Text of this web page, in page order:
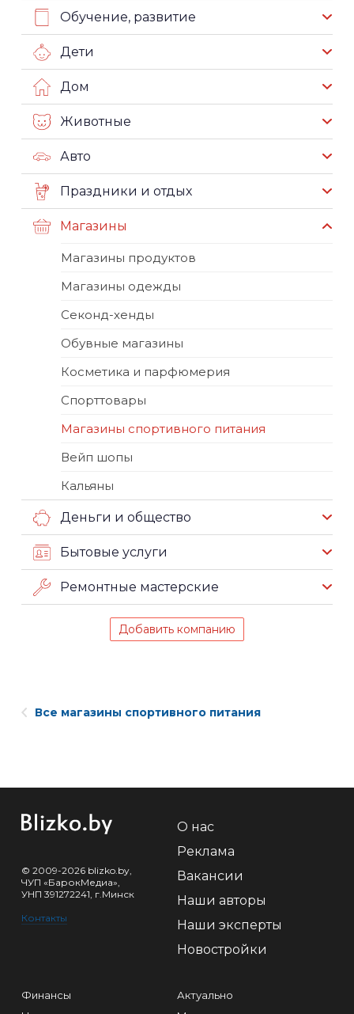
Обучение, развитие
Дети
Дом
Животные
Авто
Праздники и отдых
Магазины
Магазины продуктов
Магазины одежды
Секонд-хенды
Обувные магазины
Косметика и парфюмерия
Спорттовары
Магазины спортивного питания
Вейп шопы
Кальяны
Деньги и общество
Бытовые услуги
Ремонтные мастерские
Добавить компанию
Все магазины спортивного питания
© 2009-2026 blizko.by,
ЧУП «БарокМедиа»,
УНП 391272241, г.Минск
Контакты
О нас
Реклама
Вакансии
Наши авторы
Наши эксперты
Новостройки
Финансы
Актуально